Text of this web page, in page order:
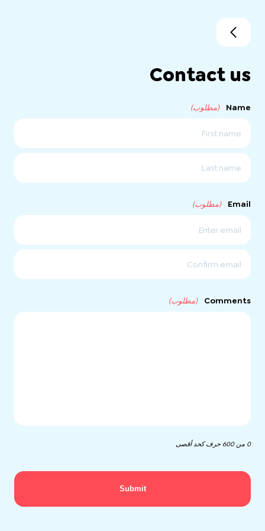
Contact us
Name (مطلوب)
Email (مطلوب)
البريد
الالكترونى
البريد
الالكترونى
Comments (مطلوب)
0 من 600 حرف كحد أقصى
Submit